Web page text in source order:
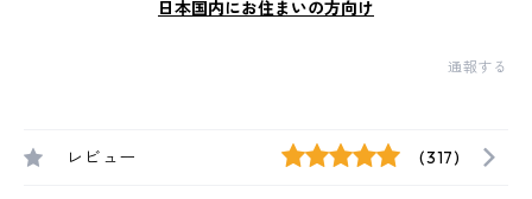
日本国内にお住まいの方向け
通報する
レビュー (317)